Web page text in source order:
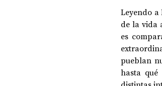
Leyendo
de la vida
es
pueblan
hasta